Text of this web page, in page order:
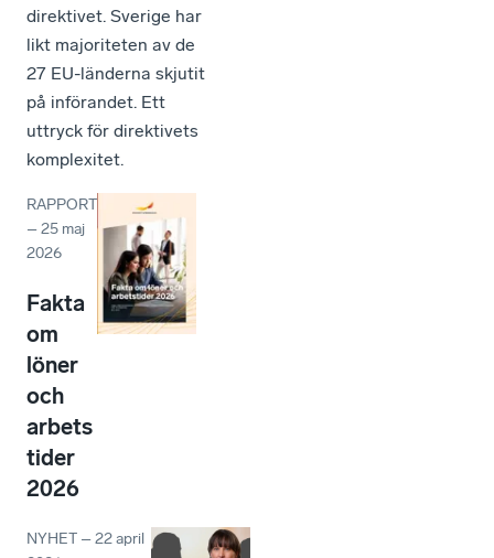
direktivet. Sverige har
likt majoriteten av de
27 EU-länderna skjutit
på införandet. Ett
uttryck för direktivets
komplexitet.
RAPPORT
–25 maj
2026
Fakta
om
löner
och
arbets
tider
2026
NYHET –22 april